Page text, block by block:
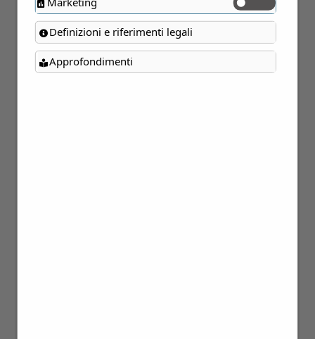
Definizioni e riferimenti legali
Approfondimenti